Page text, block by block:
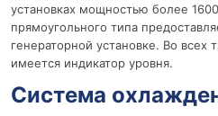
установках мощностью более
прямоугольного типа
генераторной установке. Во всех
имеется индикатор уровня.
Система